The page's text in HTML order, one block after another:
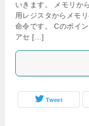
いきます。 メモリか
用レジスタからメモ
命令です。 Cのポイ
アセ […]
Tweet